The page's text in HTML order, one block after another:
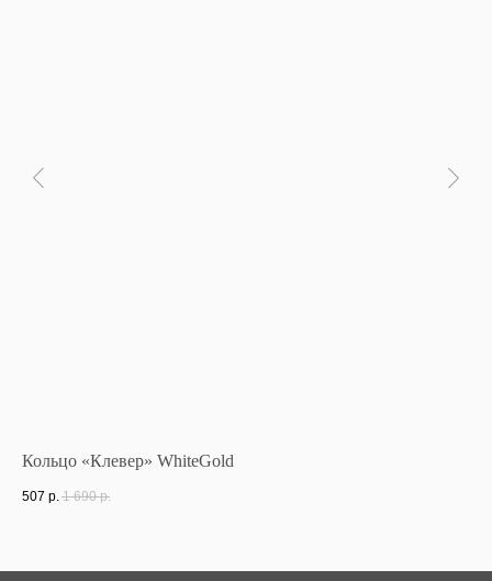
Кольцо «Клевер» WhiteGold
507 р. 1 690 р.